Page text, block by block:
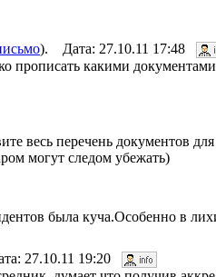
). Дата: 27.10.11 17:48
прописать какими
весь перечень документов
могут следом убежать)
была куча.Особенно в
27.10.11 19:20